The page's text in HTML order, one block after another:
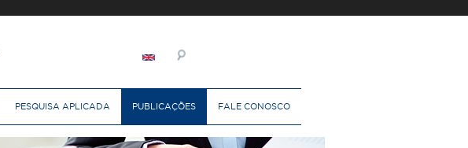
PESQUISA APLICADA PUBLICAÇÕES FALE CONOSCO